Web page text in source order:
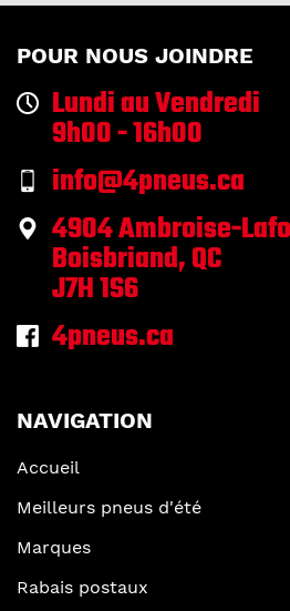
POUR NOUS JOINDRE
Lundi au Vendredi
9h00 - 16h00
info@4pneus.ca
4904 Ambroise-
Boisbriand, QC
J7H 1S6
4pneus.ca
NAVIGATION
Accueil
Meilleurs pneus d'été
Marques
Rabais postaux